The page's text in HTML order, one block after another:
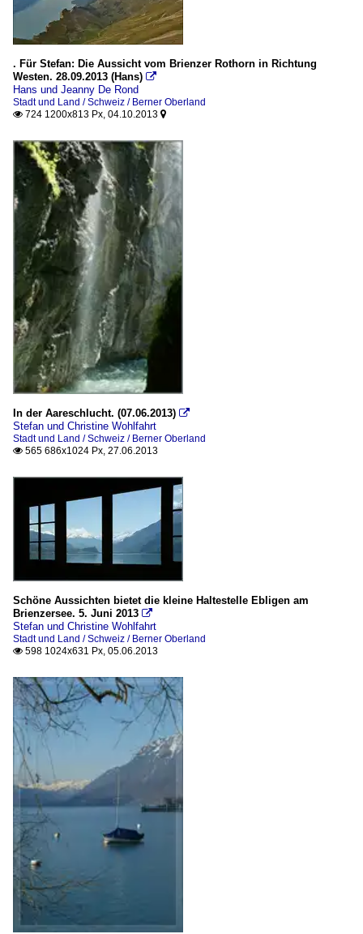
. Für Stefan: Die Aussicht vom Brienzer Rothorn in Richtung
Westen. 28.09.2013 (Hans) 
Hans und Jeanny De Rond
Stadt und Land / Schweiz / Berner Oberland
 724 1200x813 Px, 04.10.2013 
In der Aareschlucht. (07.06.2013) 
Stefan und Christine Wohlfahrt
Stadt und Land / Schweiz / Berner Oberland
 565 686x1024 Px, 27.06.2013
Schöne Aussichten bietet die kleine Haltestelle Ebligen am
Brienzersee. 5. Juni 2013 
Stefan und Christine Wohlfahrt
Stadt und Land / Schweiz / Berner Oberland
 598 1024x631 Px, 05.06.2013